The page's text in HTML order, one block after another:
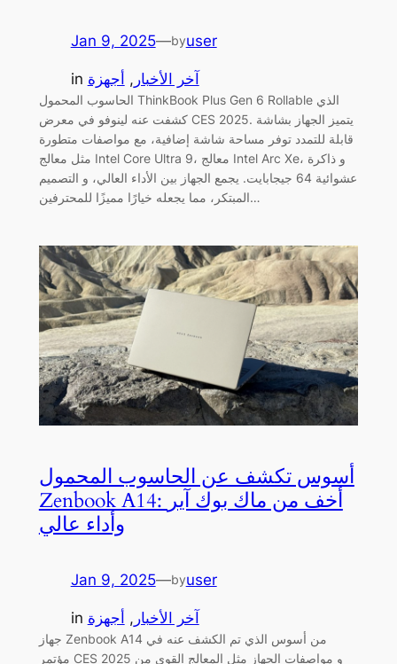
Jan 9, 2025—byuser
in آخر الأخبار , أجهزة
الحاسوب المحمول ThinkBook Plus Gen 6 Rollable الذي
كشفت عنه لينوفو في معرض CES 2025. يتميز الجهاز بشاشة
قابلة للتمدد توفر مساحة شاشة إضافية، مع مواصفات متطورة
مثل معالج Intel Core Ultra 9، معالج Intel Arc Xe، و ذاكرة
عشوائية 64 جيجابايت. يجمع الجهاز بين الأداء العالي، و التصميم
المبتكر، مما يجعله خيارًا مميزًا للمحترفين…
أسوس تكشف عن الحاسوب المحمول
Zenbook A14: أخف من ماك بوك آير
وأداء عالي
Jan 9, 2025—byuser
in آخر الأخبار , أجهزة
جهاز Zenbook A14 من أسوس الذي تم الكشف عنه في
مؤتمر CES 2025 و مواصفات الجهاز مثل المعالج القوي من